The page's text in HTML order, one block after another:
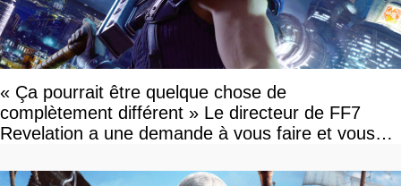
« Ça pourrait être quelque chose de
complètement différent » Le directeur de FF7
Revelation a une demande à vous faire et vous